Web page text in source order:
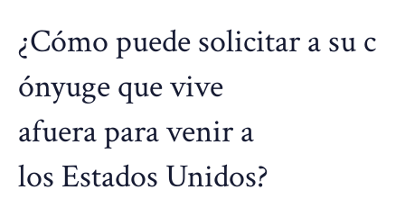
¿Cómopuedesolicitarasuc
ónyugeque vive
afueraparavenira
los Estados Unidos?